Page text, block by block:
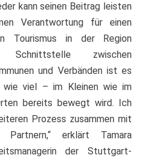
kann seinen Beitrag leisten
Verantwortung für einen
Tourismus in der Region
Schnittstelle zwischen
und Verbänden ist es
wie viel – im Kleinen wie im
bereits bewegt wird. Ich
Prozess zusammen mit
Partnern,“ erklärt Tamara
der Stuttgart-